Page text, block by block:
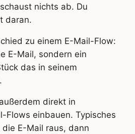
nichts ab. Du
daran.
zu einem E-Mail-Flow:
E-Mail, sondern ein
das in seinem
direkt in
Flows einbauen. Typisches
E-Mail raus, dann